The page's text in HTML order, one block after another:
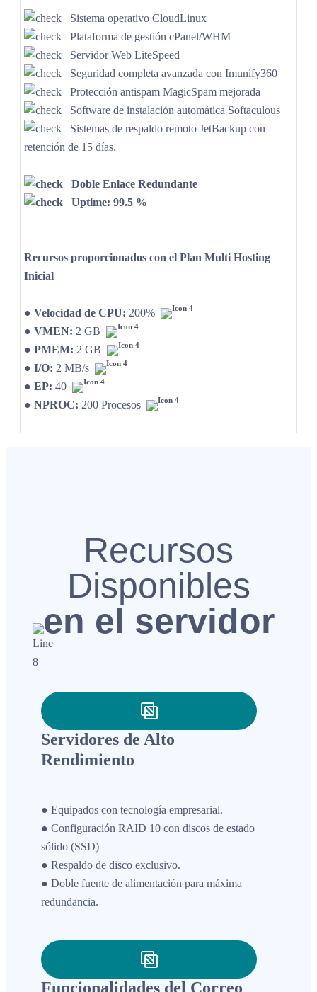
Sistema operativo CloudLinux
Plataforma de gestión cPanel/WHM
Servidor Web LiteSpeed
Seguridad completa avanzada con Imunify360
Protección antispam MagicSpam mejorada
Software de instalación automática Softaculous
Sistemas de respaldo remoto JetBackup con
retención de 15 días.
Doble Enlace Redundante
Uptime: 99.5 %
Recursos proporcionados con el Plan Multi Hosting
Inicial
● Velocidad de CPU: 200%
● VMEN: 2 GB
● PMEM: 2 GB
● I/O: 2 MB/s
● EP: 40
● NPROC: 200 Procesos
Recursos
Disponibles
en el servidor
Servidores de Alto
Rendimiento
● Equipados con tecnología empresarial.
● Configuración RAID 10 con discos de estado
sólido (SSD)
● Respaldo de disco exclusivo.
● Doble fuente de alimentación para máxima
redundancia.
Funcionalidades del Correo